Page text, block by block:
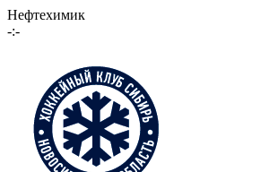
Нефтехимик
-:-